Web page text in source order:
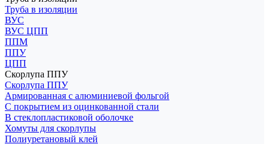
Труба в изоляции
ВУС
ВУС ЦПП
ППМ
ППУ
ЦПП
Скорлупа ППУ
Скорлупа ППУ
Армированная с алюминиевой фольгой
С покрытием из оцинкованной стали
В стеклопластиковой оболочке
Хомуты для скорлупы
Полиуретановый клей